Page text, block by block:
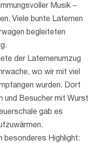
Musik –
Viele bunte Laternen
begleiteten
der Laternenumzug
wo wir mit viel
wurden. Dort
und Besucher mit Wurst
gab es
besonderes Highlight: